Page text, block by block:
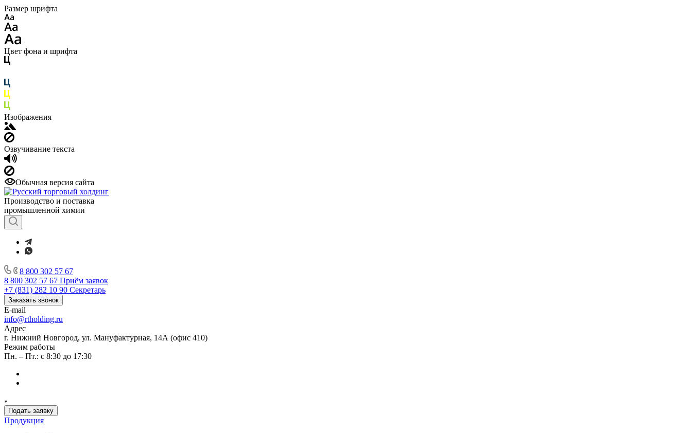
Размер шрифта
Цвет фона и шрифта
Изображения
Озвучивание текста
Обычная версия сайта
Производство и поставка
промышленной химии
8 800 302 57 67
8 800 302 57 67 Приём заявок
+7 (831) 282 10 90 Секретарь
Заказать звонок
E-mail
info@rtholding.ru
Адрес
г. Нижний Новгород, ул. Мануфактурная, 14А (офис 410)
Режим работы
Пн. – Пт.: с 8:30 до 17:30
Подать заявку
Продукция